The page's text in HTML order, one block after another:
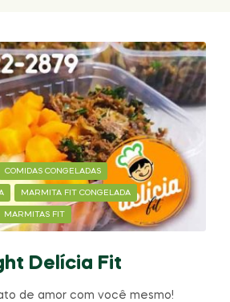
COMIDAS CONGELADAS
MARMITA FIT CONGELADA
MARMITAS FIT
Delícia Fit
de amor com você mesmo!